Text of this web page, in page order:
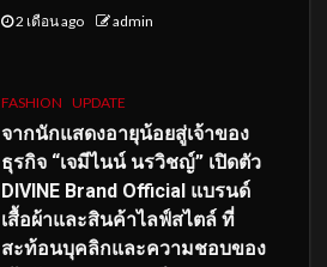
2 เดือน ago admin
FASHION UPDATE
จากนักแสดงอายุน้อยสู่เจ้าของ
ธุรกิจ “เจมีไนน์ นรวิชญ์” เปิดตัว
DIVINE Brand Official แบรนด์
เสื้อผ้าและสินค้าไลฟ์สไตล์ ที่
สะท้อนบุคลิกและความชอบของ